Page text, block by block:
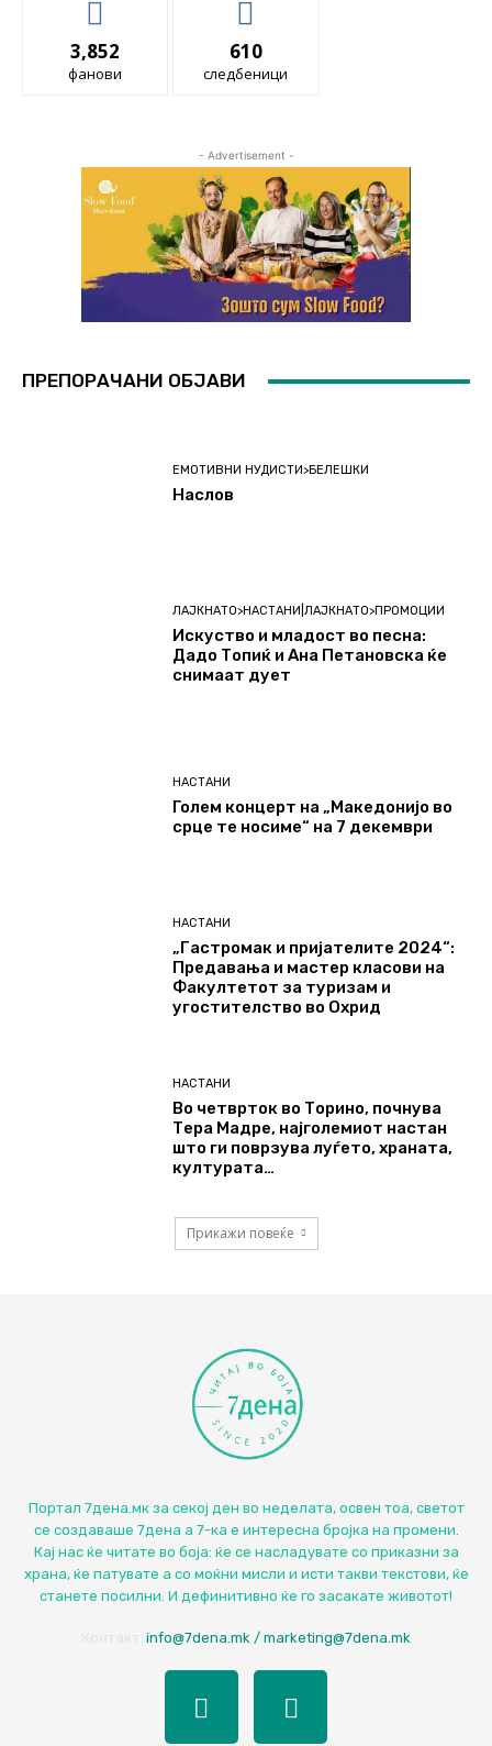
3,852
фанови
610
следбеници
- Advertisement -
ПРЕПОРАЧАНИ ОБЈАВИ
ЕМОТИВНИ НУДИСТИ>БЕЛЕШКИ
Наслов
ЛАЈКНАТО>НАСТАНИ|ЛАЈКНАТО>ПРОМОЦИИ
Искуство и младост во песна:
Дадо Топиќ и Ана Петановска ќе
снимаат дует
НАСТАНИ
Голем концерт на „Македонијо во
срце те носиме“ на 7 декември
НАСТАНИ
„Гастромак и пријателите 2024“:
Предавања и мастер класови на
Факултетот за туризам и
угостителство во Охрид
НАСТАНИ
Во четврток во Торино, почнува
Тера Мадре, најголемиот настан
што ги поврзува луѓето, храната,
културата…
Прикажи повеќе
Портал 7дена.мк за секој ден во неделата, освен тоа, светот
се создаваше 7дена а 7-ка е интересна бројка на промени.
Кај нас ќе читате во боја: ќе се насладувате со приказни за
храна, ќе патувате а со моќни мисли и исти такви текстови, ќе
станете посилни. И дефинитивно ќе го засакате животот!
info@7dena.mk / marketing@7dena.mk